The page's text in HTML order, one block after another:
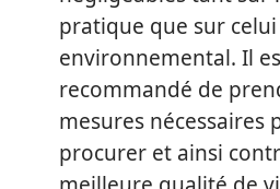
pratique que sur
environnemental. Il
recommandé de
mesures nécessaires
procurer et ainsi